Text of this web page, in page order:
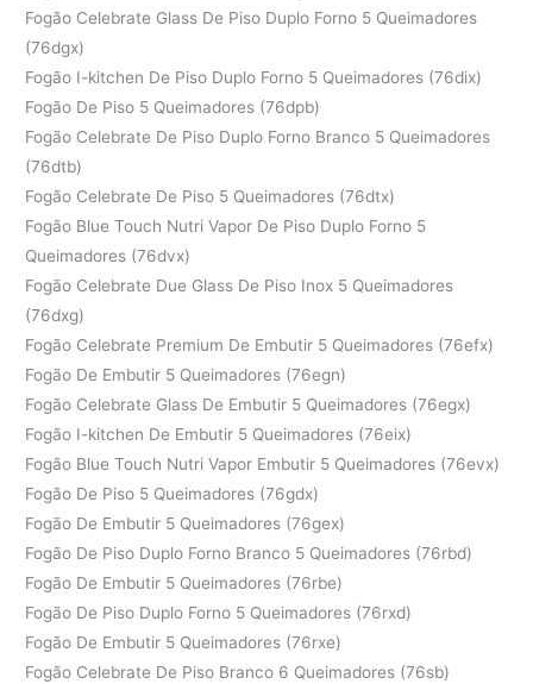
Fogão Celebrate Glass De Piso Duplo Forno 5 Queimadores
(76dgx)
Fogão I-kitchen De Piso Duplo Forno 5 Queimadores (76dix)
Fogão De Piso 5 Queimadores (76dpb)
Fogão Celebrate De Piso Duplo Forno Branco 5 Queimadores
(76dtb)
Fogão Celebrate De Piso 5 Queimadores (76dtx)
Fogão Blue Touch Nutri Vapor De Piso Duplo Forno 5
Queimadores (76dvx)
Fogão Celebrate Due Glass De Piso Inox 5 Queimadores
(76dxg)
Fogão Celebrate Premium De Embutir 5 Queimadores (76efx)
Fogão De Embutir 5 Queimadores (76egn)
Fogão Celebrate Glass De Embutir 5 Queimadores (76egx)
Fogão I-kitchen De Embutir 5 Queimadores (76eix)
Fogão Blue Touch Nutri Vapor Embutir 5 Queimadores (76evx)
Fogão De Piso 5 Queimadores (76gdx)
Fogão De Embutir 5 Queimadores (76gex)
Fogão De Piso Duplo Forno Branco 5 Queimadores (76rbd)
Fogão De Embutir 5 Queimadores (76rbe)
Fogão De Piso Duplo Forno 5 Queimadores (76rxd)
Fogão De Embutir 5 Queimadores (76rxe)
Fogão Celebrate De Piso Branco 6 Queimadores (76sb)